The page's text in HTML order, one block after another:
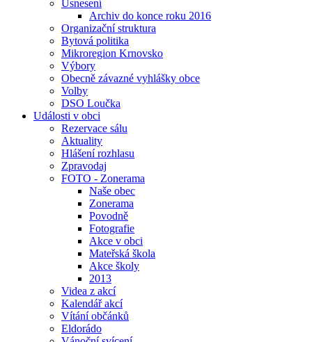
Usnesení
Archiv do konce roku 2016
Organizační struktura
Bytová politika
Mikroregion Krnovsko
Výbory
Obecně závazné vyhlášky obce
Volby
DSO Loučka
Události v obci
Rezervace sálu
Aktuality
Hlášení rozhlasu
Zpravodaj
FOTO - Zonerama
Naše obec
Zonerama
Povodně
Fotografie
Akce v obci
Mateřská škola
Akce školy
2013
Videa z akcí
Kalendář akcí
Vítání občánků
Eldorádo